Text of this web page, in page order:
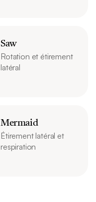
Saw
Rotation et étirement
latéral
Mermaid
Étirement latéral et
respiration